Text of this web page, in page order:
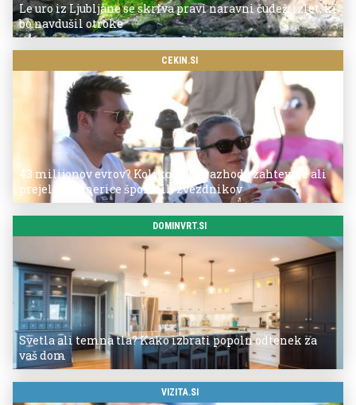
Le uro iz Ljubljane se skriva pravi naravni čudež: izlet, ki
bo navdušil otroke
CEKIN.SI
43 milijonov evrov? Koliko so po razhodu zahtevale ali
prejele partnerice športnih zvezdnikov
DOMINVRT.SI
Svetla ali temna tla? Kako izbrati popoln odtenek za
vaš dom
VIZITA.SI